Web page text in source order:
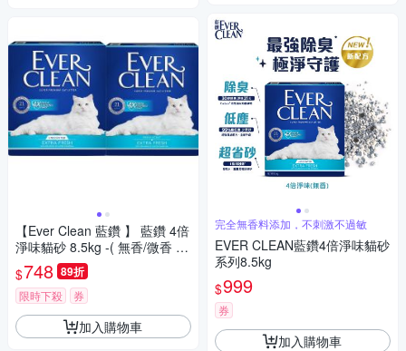
【Ever Clean 藍鑽 】 藍鑽 4倍
淨味貓砂 8.5kg -( 無香/微香 /
長效淨味21天)
$748 89折
限時下殺 券
加入購物車
完全無香料添加，不刺激不過敏
EVER CLEAN藍鑽4倍淨味貓砂
系列8.5kg
$999
券
加入購物車